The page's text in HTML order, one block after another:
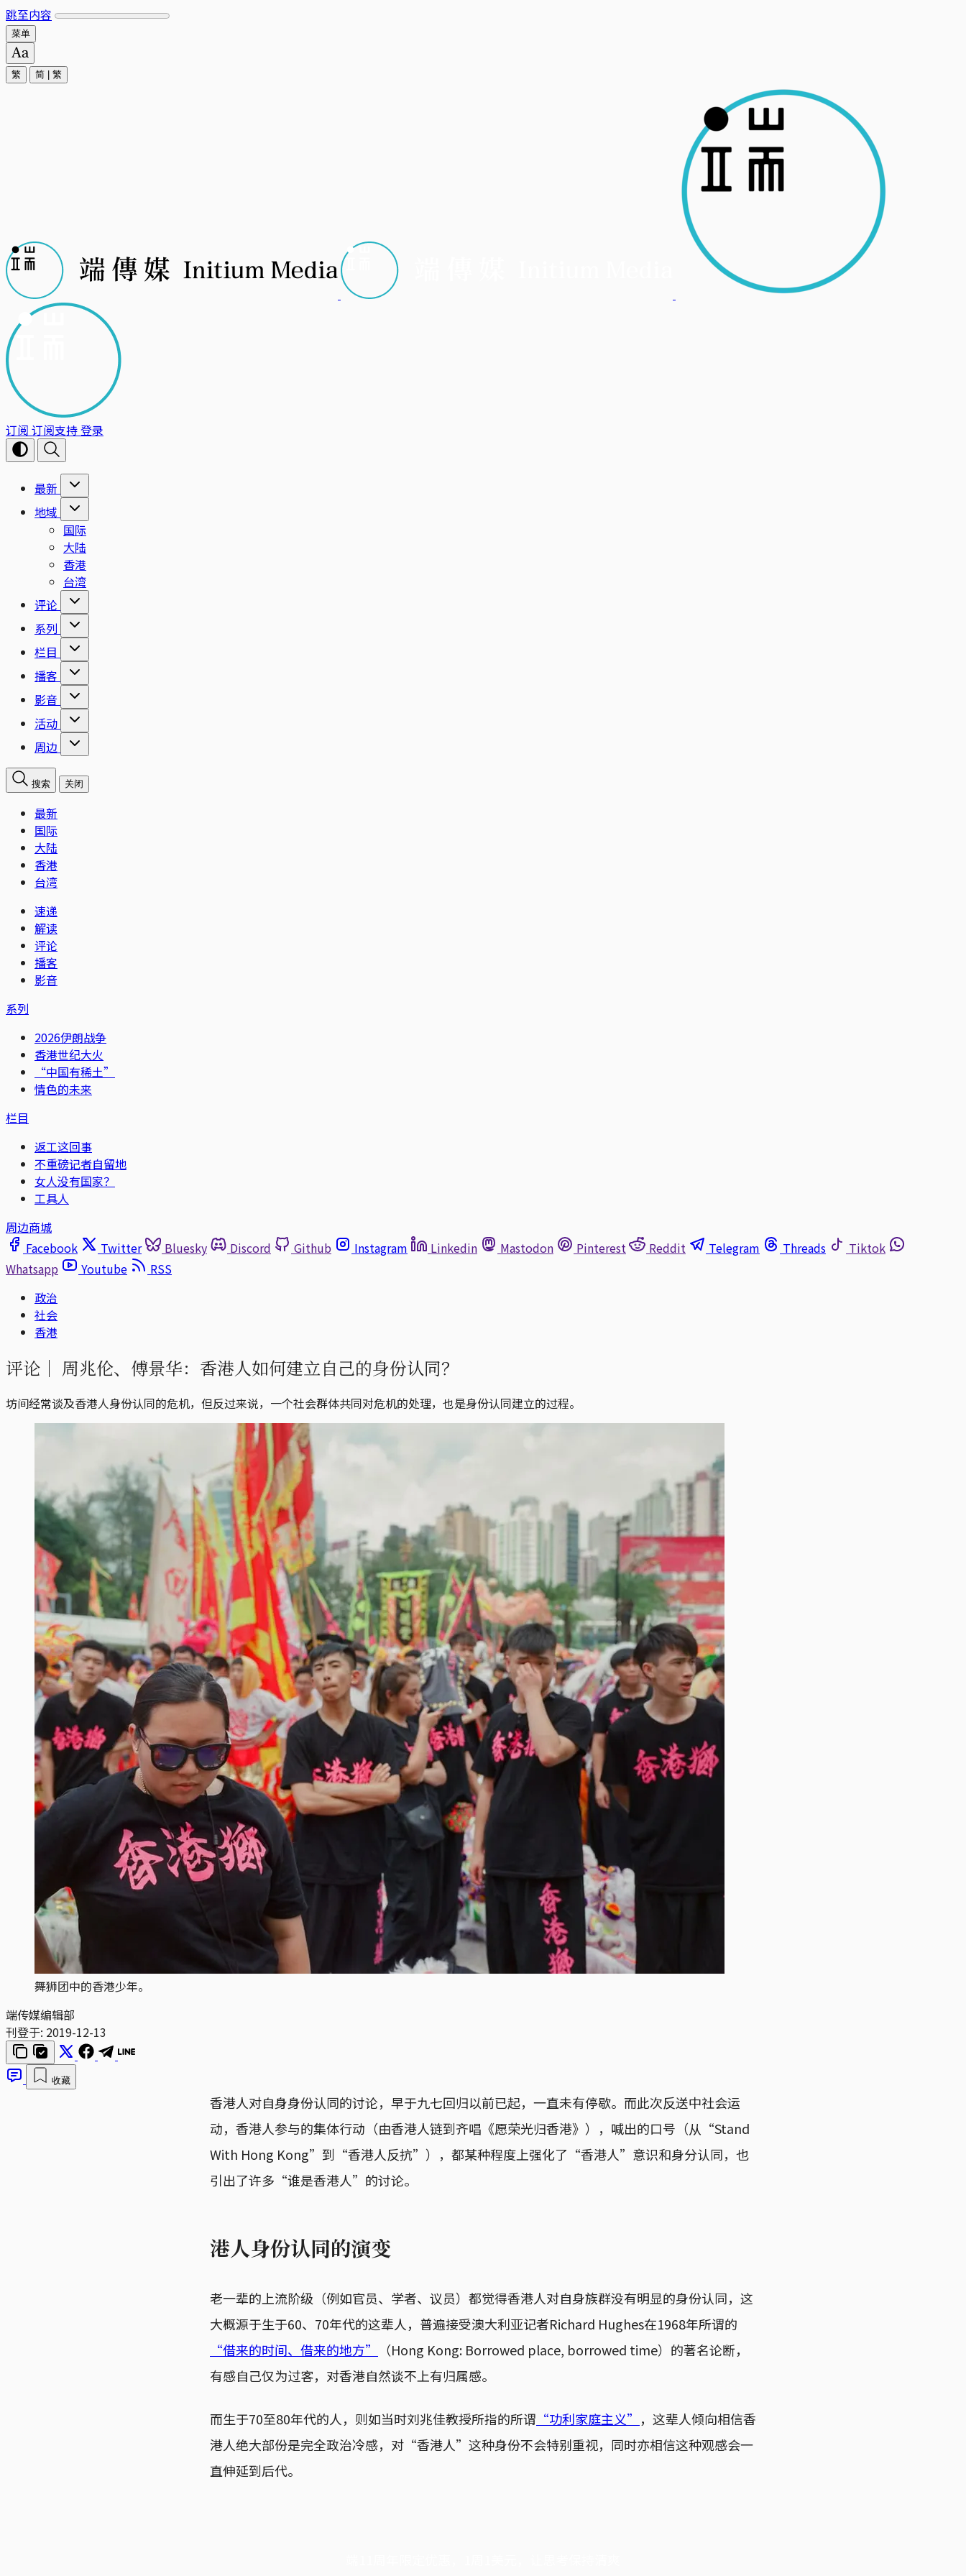
跳至内容
菜单
繁 简 繁
订阅 订阅支持登录
最新
地域
国际
大陆
香港
台湾
评论
系列
栏目
播客
影音
活动
周边
搜索 关闭
最新
国际
大陆
香港
台湾
速递
解读
评论
播客
影音
系列
2026伊朗战争
香港世纪大火
“中国有稀土”
情色的未来
栏目
返工这回事
不重磅记者自留地
女人没有国家？
工具人
周边商城
Facebook
Twitter Bluesky Discord Github Instagram Linkedin Mastodon Pinterest Reddit Telegram Threads
Tiktok
Whatsapp
Youtube
RSS
政治
社会
香港
评论｜ 周兆伦、傅景华：香港人如何建立自己的身份认同？
坊间经常谈及香港人身份认同的危机，但反过来说，一个社会群体共同对危机的处理，也是身份认同建立的过程。
舞狮团中的香港少年。
端传媒编辑部
刊登于: 2019-12-13
收藏
香港人对自身身份认同的讨论，早于九七回归以前已起，一直未有停歇。而此次反送中社会运
动，香港人参与的集体行动（由香港人链到齐唱《愿荣光归香港》），喊出的口号（从“Stand
With Hong Kong”到“香港人反抗”），都某种程度上强化了“香港人”意识和身分认同，也
引出了许多“谁是香港人”的讨论。
港人身份认同的演变
老一辈的上流阶级（例如官员、学者、议员）都觉得香港人对自身族群没有明显的身份认同，这
大概源于生于60、70年代的这辈人，普遍接受澳大利亚记者Richard Hughes在1968年所谓的
“借来的时间、借来的地方”
（Hong Kong: Borrowed place, borrowed time）的著名论断，
有感自己仅为过客，对香港自然谈不上有归属感。
而生于70至80年代的人，则如当时刘兆佳教授所指的所谓 “功利家庭主义” ，这辈人倾向相信香
港人绝大部份是完全政治冷感，对“香港人”这种身份不会特别重视，同时亦相信这种观感会一
直伸延到后代。